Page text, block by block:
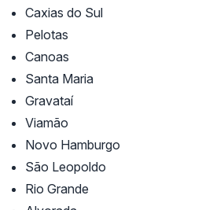
Caxias do Sul
Pelotas
Canoas
Santa Maria
Gravataí
Viamão
Novo Hamburgo
São Leopoldo
Rio Grande